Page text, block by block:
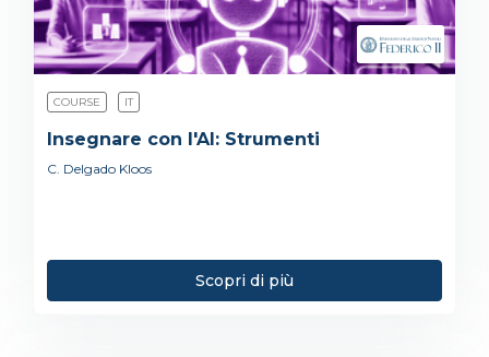
COURSE IT
Insegnare con l'AI: Strumenti
C. Delgado Kloos
Scopri di più